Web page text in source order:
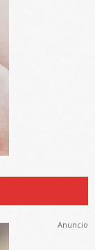
Anuncio